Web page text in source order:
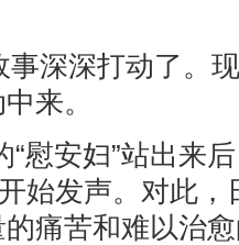
深深打动了。
来。
“慰安妇”站出来
始发声。对此，
痛苦和难以治